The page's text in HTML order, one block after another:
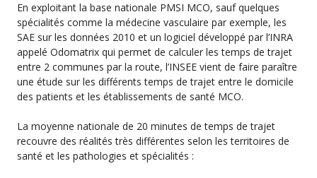
En exploitant la base nationale PMSI MCO, sauf quelques
spécialités comme la médecine vasculaire par exemple, les
SAE sur les données 2010 et un logiciel développé par l’INRA
appelé Odomatrix qui permet de calculer les temps de trajet
entre 2 communes par la route, l’INSEE vient de faire paraître
une étude sur les différents temps de trajet entre le domicile
des patients et les établissements de santé MCO.
La moyenne nationale de 20 minutes de temps de trajet
recouvre des réalités très différentes selon les territoires de
santé et les pathologies et spécialités :